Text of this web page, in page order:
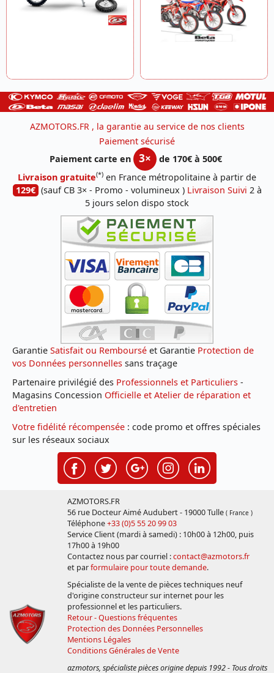
AZMOTORS.FR , la garantie au service de nos clients
Paiement sécurisé
Paiement carte en
3×
de 170€ à 500€
Livraison gratuite(*) en France métropolitaine à partir de
129€ (sauf CB 3× - Promo - volumineux ) Livraison Suivi 2 à
5 jours selon dispo stock
Garantie Satisfait ou Remboursé et Garantie Protection de
vos Données personnelles sans traçage
Partenaire privilégié des Professionnels et Particuliers -
Magasins Concession Officielle et Atelier de réparation et
d'entretien
Votre fidélité récompensée : code promo et offres spéciales
sur les réseaux sociaux
AZMOTORS.FR
56 rue Docteur Aimé Audubert - 19000 Tulle ( France )
Téléphone+33 (0)5 55 20 99 03
Service Client (mardi à samedi) : 10h00 à 12h00, puis
17h00 à 19h00
Contactez nous par courriel :contact@azmotors.fr
et parformulaire pour toute demande.
Spécialiste de la vente de pièces techniques neuf
d'origine constructeur sur internet pour les
professionnel et les particuliers.
Retour - Questions fréquentes
Protection des Données Personnelles
Mentions Légales
Conditions Générales de Vente
azmotors, spécialiste pièces origine depuis 1992 - Tous droits